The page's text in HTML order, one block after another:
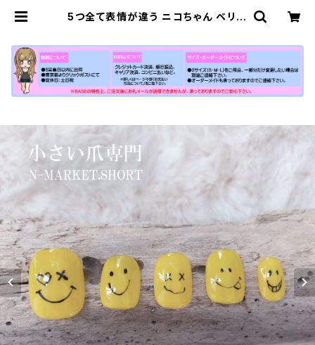
5つ全て表情が違う ニコちゃん ベリー
ト 売ってる場所 ジェル 量産型 販売店
| 【公式】小さい爪ショートネイルチッ
プ専門店N-MARKET-SHORT